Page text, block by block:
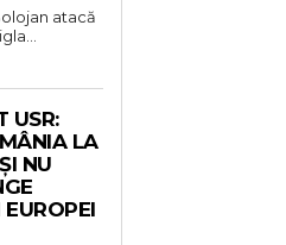
atacă
USR:
LA
NU